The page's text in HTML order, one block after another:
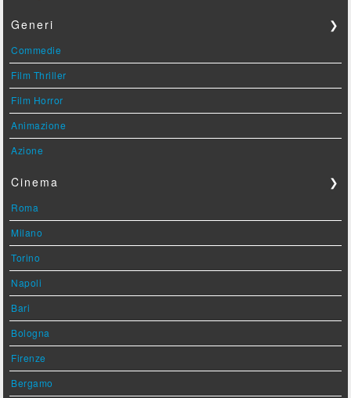
Generi ❯
Commedie
Film Thriller
Film Horror
Animazione
Azione
Cinema ❯
Roma
Milano
Torino
Napoli
Bari
Bologna
Firenze
Bergamo